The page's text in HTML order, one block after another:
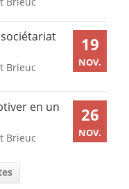
19
NOV.
Brieuc
26
NOV.
en un
Brieuc